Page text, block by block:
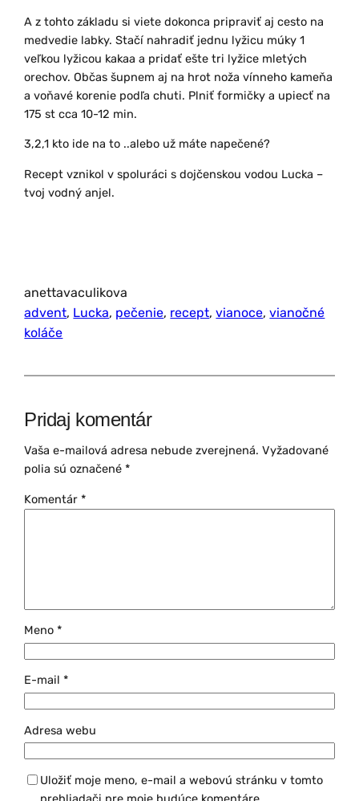
A z tohto základu si viete dokonca pripraviť aj cesto na
medvedie labky. Stačí nahradiť jednu lyžicu múky 1
veľkou lyžicou kakaa a pridať ešte tri lyžice mletých
orechov. Občas šupnem aj na hrot noža vínneho kameňa
a voňavé korenie podľa chuti. Plniť formičky a upiecť na
175 st cca 10-12 min.
3,2,1 kto ide na to ..alebo už máte napečené?
Recept vznikol v spoluráci s dojčenskou vodou Lucka –
tvoj vodný anjel.
anettavaculikova
advent, Lucka, pečenie, recept, vianoce, vianočné
koláče
Pridaj komentár
Vaša e-mailová adresa nebude zverejnená. Vyžadované
polia sú označené*
Komentár*
Meno*
E-mail*
Adresa webu
Uložiť moje meno, e-mail a webovú stránku v tomto